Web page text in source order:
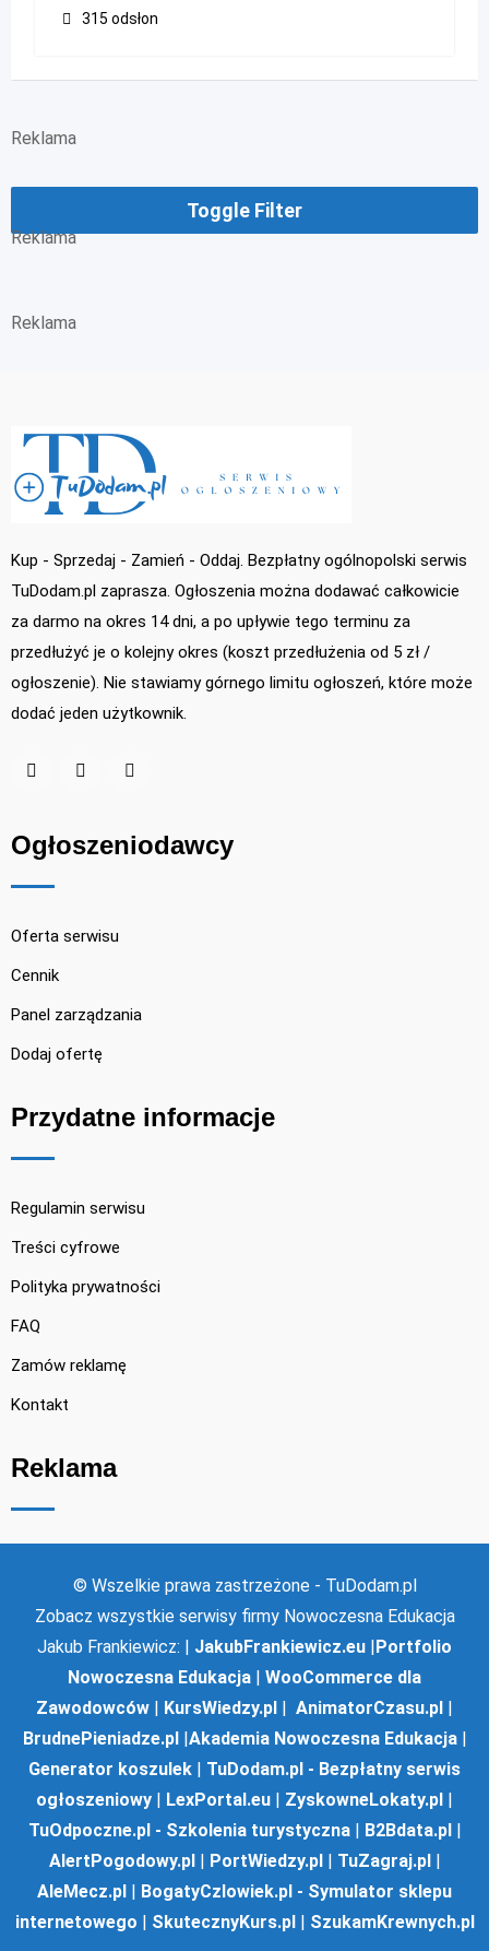
315 odsłon
Reklama
Toggle Filter
Reklama
Reklama
Kup - Sprzedaj - Zamień - Oddaj. Bezpłatny ogólnopolski serwis
TuDodam.pl zaprasza. Ogłoszenia można dodawać całkowicie
za darmo na okres 14 dni, a po upływie tego terminu za
przedłużyć je o kolejny okres (koszt przedłużenia od 5 zł /
ogłoszenie). Nie stawiamy górnego limitu ogłoszeń, które może
dodać jeden użytkownik.
Ogłoszeniodawcy
Oferta serwisu
Cennik
Panel zarządzania
Dodaj ofertę
Przydatne informacje
Regulamin serwisu
Treści cyfrowe
Polityka prywatności
FAQ
Zamów reklamę
Kontakt
Reklama
© Wszelkie prawa zastrzeżone - TuDodam.pl
Zobacz wszystkie serwisy firmy Nowoczesna Edukacja
Jakub Frankiewicz: | JakubFrankiewicz.eu |Portfolio
Nowoczesna Edukacja | WooCommerce dla
Zawodowców | KursWiedzy.pl | AnimatorCzasu.pl |
BrudnePieniadze.pl|Akademia Nowoczesna Edukacja|
Generator koszulek | TuDodam.pl - Bezpłatny serwis
ogłoszeniowy | LexPortal.eu | ZyskowneLokaty.pl |
TuOdpoczne.pl - Szkolenia turystyczna| B2Bdata.pl|
AlertPogodowy.pl| PortWiedzy.pl| TuZagraj.pl|
AleMecz.pl | BogatyCzlowiek.pl - Symulator sklepu
internetowego | SkutecznyKurs.pl| SzukamKrewnych.pl